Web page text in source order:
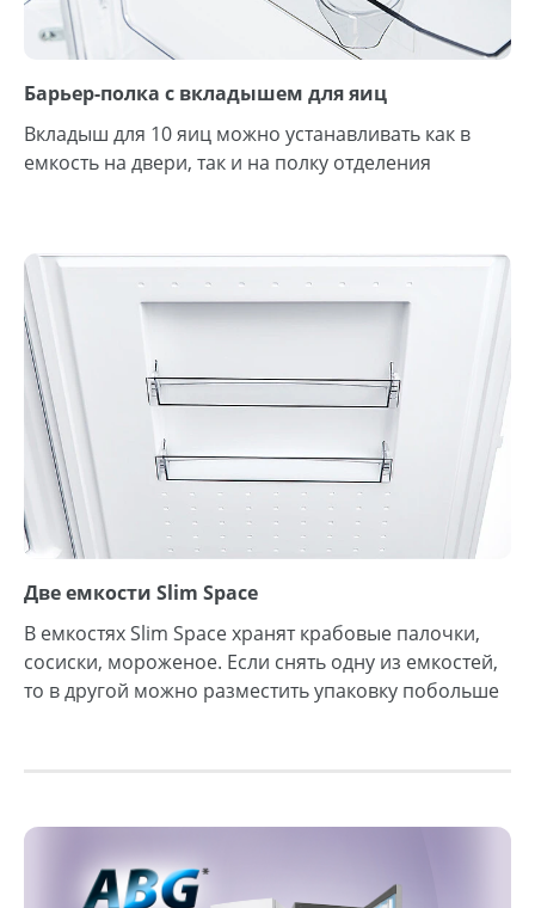
Барьер-полка с вкладышем для яиц
Вкладыш для 10 яиц можно устанавливать как в
емкость на двери, так и на полку отделения
Две емкости Slim Space
В емкостях Slim Space хранят крабовые палочки,
сосиски, мороженое. Если снять одну из емкостей,
то в другой можно разместить упаковку побольше